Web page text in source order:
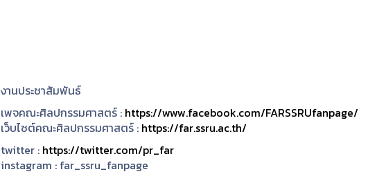
งานประชาสัมพันธ์
เพจคณะศิลปกรรมศาสตร์ : https://www.facebook.com/FARSSRUfanpage/
เว็บไซต์คณะศิลปกรรมศาสตร์ : https://far.ssru.ac.th/
twitter : https://twitter.com/pr_far
instagram : far_ssru_fanpage